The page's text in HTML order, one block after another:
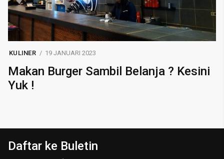
KULINER 19 JANUARI 2023
Makan Burger Sambil Belanja ? Kesini
Yuk !
Daftar ke Buletin